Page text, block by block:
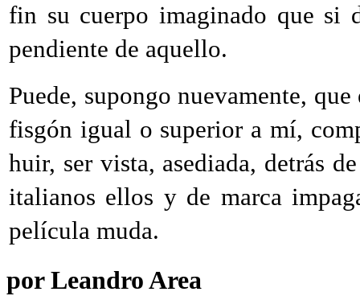
fin su cuerpo imaginado que si
pendiente de aquello.
Puede, supongo nuevamente,
fisgón igual o superior a mí,
huir, ser vista, asediada, detrás
italianos ellos y de marca
película muda.
por Leandro Area